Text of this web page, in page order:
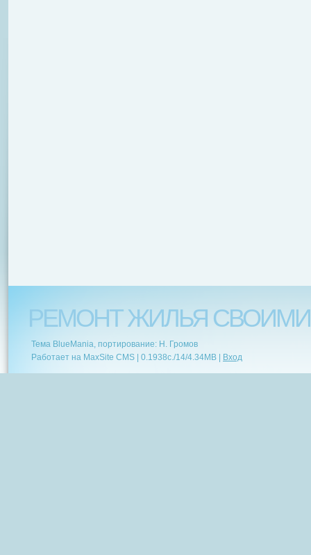
РЕМОНТ ЖИЛЬЯ
Тема BlueMania, портирование: Н. Громов
Работает на MaxSite CMS | 0.1938c./14/4.34MB | Вход